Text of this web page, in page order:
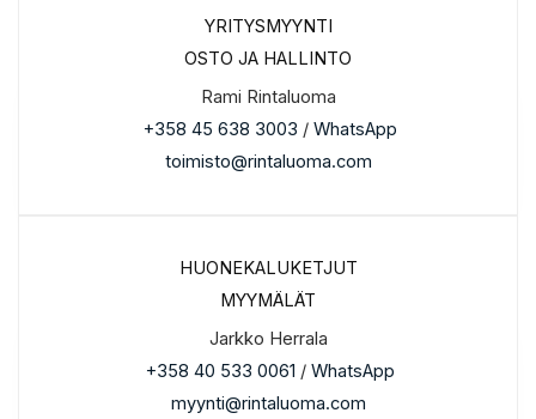
YRITYSMYYNTI
OSTO JA HALLINTO
Rami Rintaluoma
+358 45 638 3003 / WhatsApp
toimisto@rintaluoma.com
HUONEKALUKETJUT
MYYMÄLÄT
Jarkko Herrala
+358 40 533 0061 / WhatsApp
myynti@rintaluoma.com